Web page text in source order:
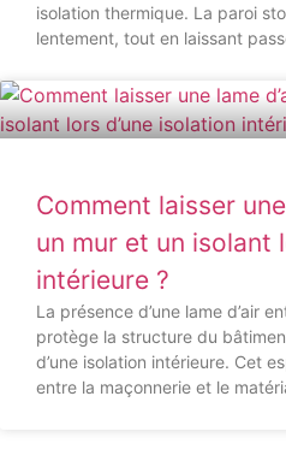
isolation thermique. La paroi
lentement, tout en laissant
Comment laisser
un mur et un isolant
intérieure ?
La présence d’une lame d’air
protège la structure du
d’une isolation intérieure. Cet
entre la maçonnerie et le